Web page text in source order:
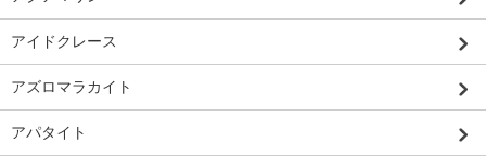
アイドクレース
アズロマラカイト
アパタイト